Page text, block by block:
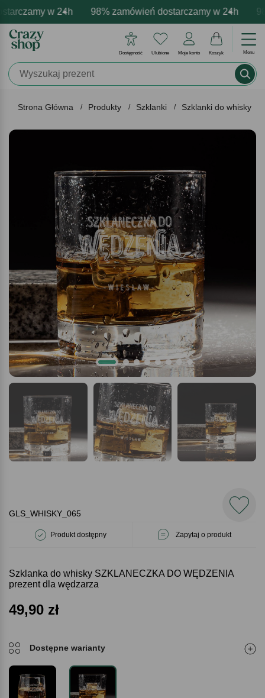
w 24h 98% zamówień dostarczamy w 24h
personalizacja produktów Profesjonalna i darmowa
emocje - zawsze udane prezenty Prezentujemy
Dostępność Ulubione Moje konto Koszyk Menu
Strona Główna Produkty Szklanki Szklanki do whisky
GLS_WHISKY_065
Produkt dostępny Zapytaj o produkt
Szklanka do whisky SZKLANECZKA DO WĘDZENIA
prezent dla wędzarza
49,90 zł
Dostępne warianty